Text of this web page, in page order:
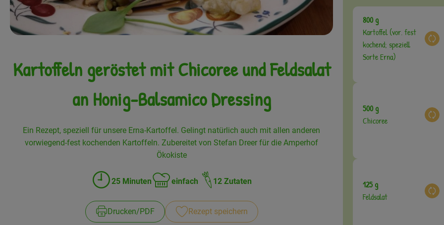
Kartoffeln geröstet mit Chicoree und Feldsalat
an Honig-Balsamico Dressing
Ein Rezept, speziell für unsere Erna-Kartoffel. Gelingt natürlich auch mit allen anderen
vorwiegend-fest kochenden Kartoffeln. Zubereitet von Stefan Dreer für die Amperhof
Ökokiste
Zubreitungszeit:
25 Minuten
Schwierigkeit:
einfach 12 Zutaten
Drucken​/​PDF Rezept speichern
800 g
Kartoffel (vor. fest
kochend; speziell
Sorte Erna)
500 g
Chicoree
125 g
Feldsalat